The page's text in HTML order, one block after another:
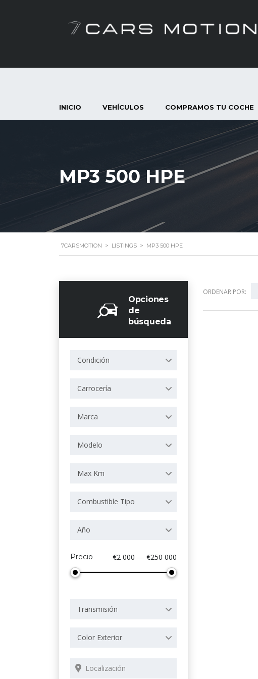
INICIO VEHÍCULOS COMPRAMOS TU COCHE
MP3 500 HPE
7CARSMOTION > LISTINGS > MP3 500 HPE
Opciones
de
búsqueda
Condición
Carrocería
Marca
Modelo
Max Km
Combustible Tipo
Año
Precio €2 000 — €250 000
Transmisión
Color Exterior
ORDENAR POR: